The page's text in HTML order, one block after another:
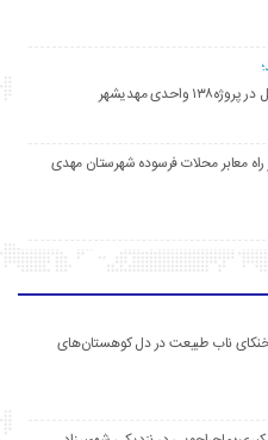
در راه معابر محلات فرسوده شهرستان مهدی
خنکای ناب طبیعت در دل کوهستان‌های